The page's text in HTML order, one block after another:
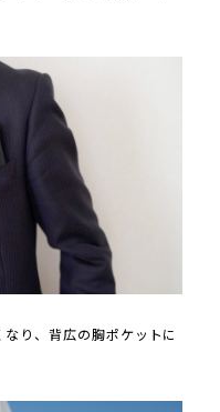
り、背広の胸ポケットに